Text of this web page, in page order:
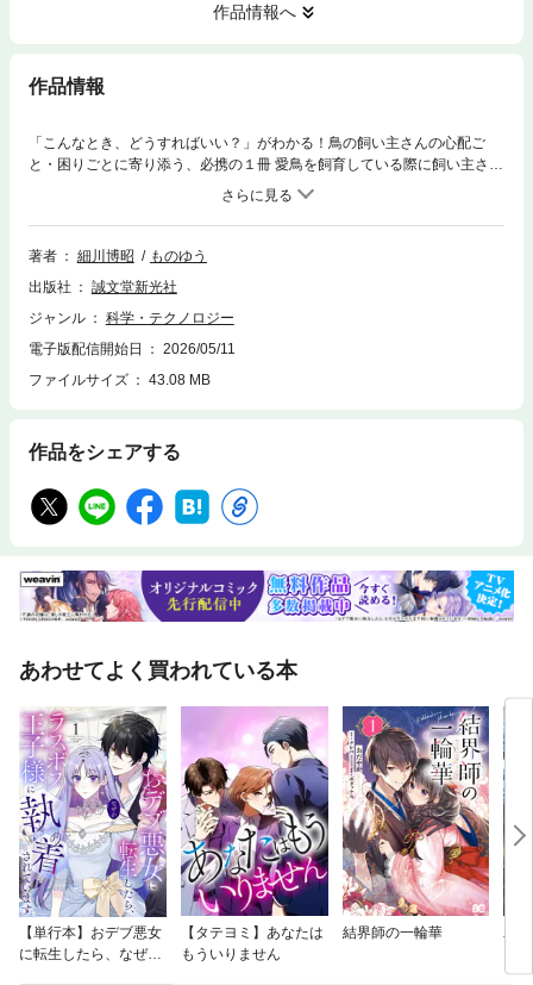
作品情報へ
作品情報
「こんなとき、どうすればいい？」がわかる！鳥の飼い主さんの心配ご
と・困りごとに寄り添う、必携の１冊 愛鳥を飼育している際に飼い主さん
が直面する、病気や事故、トラブルなどあらゆる「困りごと」への対処法
を網羅。いわゆる「飼育書」には載っていない、でも飼っているとどうし
ても出てくることを解決するためのさまざまなアドバイスをまとめまし
た。 鳥と暮らす前に知っておいたほうがよいことや、愛鳥に普段と違うお
院とのつきあいかたや選びかた、病院に行くときに知っておきたいことな
ど、メンタル面も含めた、困りごとを解決するためのヒントが満載です。
は、鳥との暮らしにおいて「困ったときに手許にあると安心できる本」を
つくりたいという思いを凝縮したものでした。その思いを強く受け継ぎ、
おいて、「起こりうること」を知っておくと、なにかあったときも慌てず
に必要な対応をとることができます。そのために、本書を活用していただ
きたいと思います。 常に手元に置いておき、もしもの時はすぐに開いてく
ださい。安心して、鳥も人も幸せに暮らすために持っておいていただきた
い１冊です。
著者 細川博昭
ものゆう
出版社
誠文堂新光社
ジャンル
科学・テクノロジー
電子版配信開始日
2026/05/11
ファイルサイズ
43.08 MB
作品をシェアする
あわせてよく買われている本
【単行本】おデブ悪女
に転生したら、なぜか
【タテヨミ】あなたは
もういりません
結界師の一輪華
バ
今